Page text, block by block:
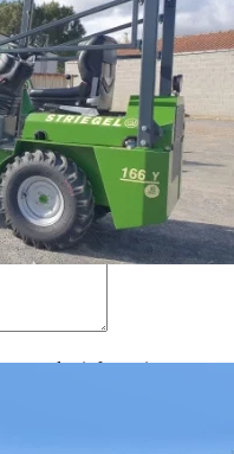
que les informations
la demande de devis et de